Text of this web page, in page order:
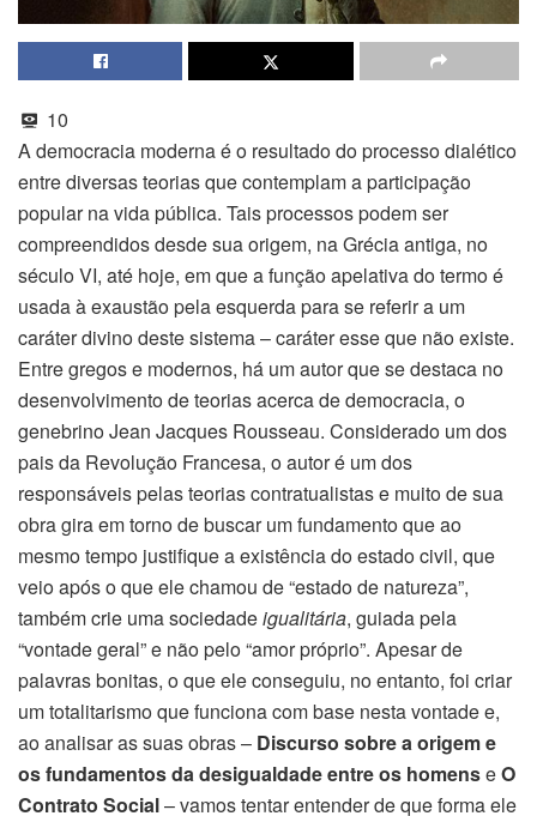
10
A democracia moderna é o resultado do processo dialético
entre diversas teorias que contemplam a participação
popular na vida pública. Tais processos podem ser
compreendidos desde sua origem, na Grécia antiga, no
século VI, até hoje, em que a função apelativa do termo é
usada à exaustão pela esquerda para se referir a um
caráter divino deste sistema – caráter esse que não existe.
Entre gregos e modernos, há um autor que se destaca no
desenvolvimento de teorias acerca de democracia, o
genebrino Jean Jacques Rousseau. Considerado um dos
pais da Revolução Francesa, o autor é um dos
responsáveis pelas teorias contratualistas e muito de sua
obra gira em torno de buscar um fundamento que ao
mesmo tempo justifique a existência do estado civil, que
veio após o que ele chamou de “estado de natureza”,
também crie uma sociedadeigualitária, guiada pela
“vontade geral” e não pelo “amor próprio”. Apesar de
palavras bonitas, o que ele conseguiu, no entanto, foi criar
um totalitarismo que funciona com base nesta vontade e,
ao analisar as suas obras – Discurso sobre a origem e
os fundamentos da desigualdade entre os homenseO
Contrato Social– vamos tentar entender de que forma ele